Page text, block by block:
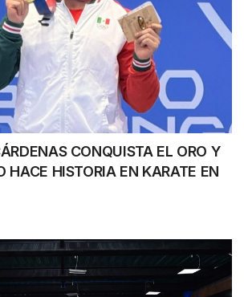
CONQUISTA EL ORO Y
HACE HISTORIA EN KARATE EN